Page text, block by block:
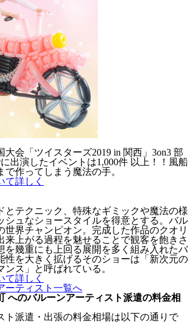
会「ツイスターズ2019 in 関西」3on3 部
出演したイベントは1,000件 以上！！風船
で作ってしまう魔法の手。
て詳しく
とテクニック、特殊なギミックや魔法の様
シュなショースタイルを得意とする。バル
世界チャンピオン。完成した作品のクオリ
来上がる過程を魅せることで観客を飽きさ
を幾重にも上回る展開を多く組み入れたバ
性を大きく拡げるそのショーは「新次元の
ス」と呼ばれている。
て詳しく
ーティスト一覧へ
へのバルーンアーティスト派遣の料金相
ト派遣・出張の料金相場は以下の通りで